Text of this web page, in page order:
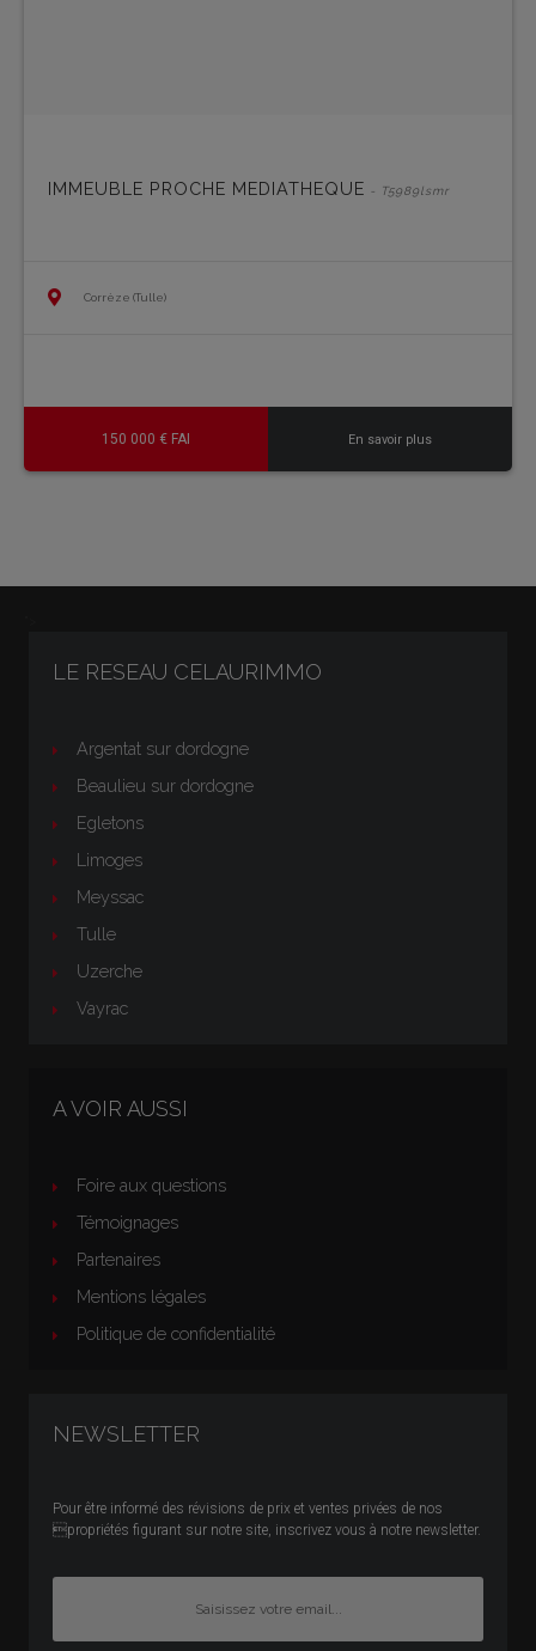
IMMEUBLE PROCHE MEDIATHEQUE - T5989lsmr
Corrèze (Tulle)
150 000 € FAI En savoir plus
LE RESEAU CELAURIMMO
Argentat sur dordogne
Beaulieu sur dordogne
Egletons
Limoges
Meyssac
Tulle
Uzerche
Vayrac
A VOIR AUSSI
Foire aux questions
Témoignages
Partenaires
Mentions légales
Politique de confidentialité
NEWSLETTER
Pour être informé des révisions de prix et ventes privées de nos
propriétés figurant sur notre site, inscrivez vous à notre newsletter.